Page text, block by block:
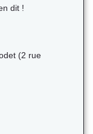
dit !
(2 rue